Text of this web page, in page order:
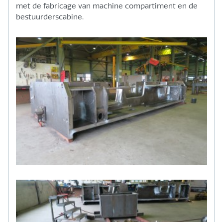
met de fabricage van machine compartiment en de
bestuurderscabine.